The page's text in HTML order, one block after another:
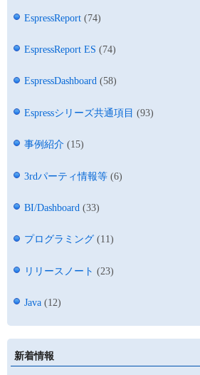
EspressReport (74)
EspressReport ES (74)
EspressDashboard (58)
Espressシリーズ共通項目 (93)
事例紹介 (15)
3rdパーティ情報等 (6)
BI/Dashboard (33)
プログラミング (11)
リリースノート (23)
Java (12)
新着情報